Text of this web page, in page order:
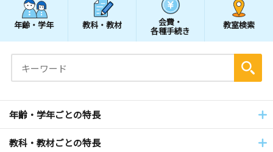
年齢・学年 教科・教材 会費・
各種手続き
教室検索
年齢・学年ごとの特長
教科・教材ごとの特長